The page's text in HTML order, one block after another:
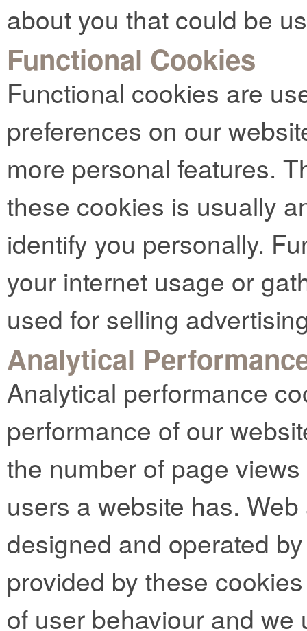
about you that could be
Functional Cookies
Functional cookies are
preferences on our
more personal features.
these cookies is usually
identify you personally.
your internet usage or
used for selling
Analytical
Analytical performance
performance of our
the number of page
users a website has.
designed and operated
provided by these
of user behaviour and